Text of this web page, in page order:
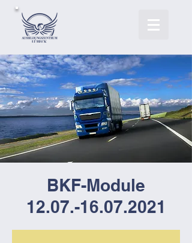
BKF-Module
12.07.-16.07.2021